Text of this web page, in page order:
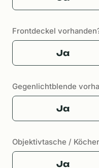
Frontdeckel
Ja
Gegenlichtblende
Ja
Objektivtasche /
Ja